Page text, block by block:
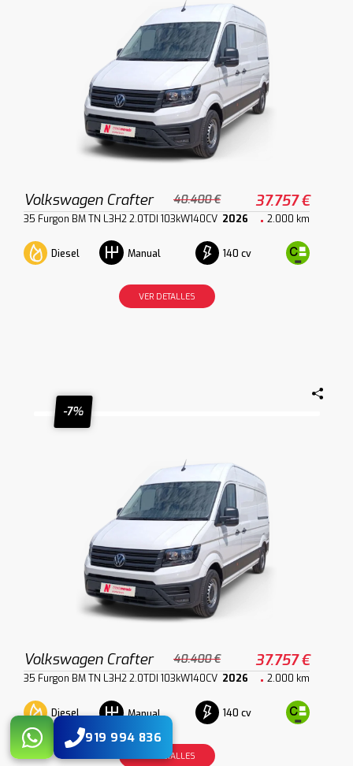
Volkswagen Crafter 40.400 € 37.757 €
35 Furgon BM TN L3H2 2.0TDI 103kW140CV 2026 2.000 km
Diesel Manual 140 cv
VER DETALLES
-7%
Volkswagen Crafter 40.400 € 37.757 €
35 Furgon BM TN L3H2 2.0TDI 103kW140CV 2026 2.000 km
Diesel Manual 140 cv
VER DETALLES
919 994 836